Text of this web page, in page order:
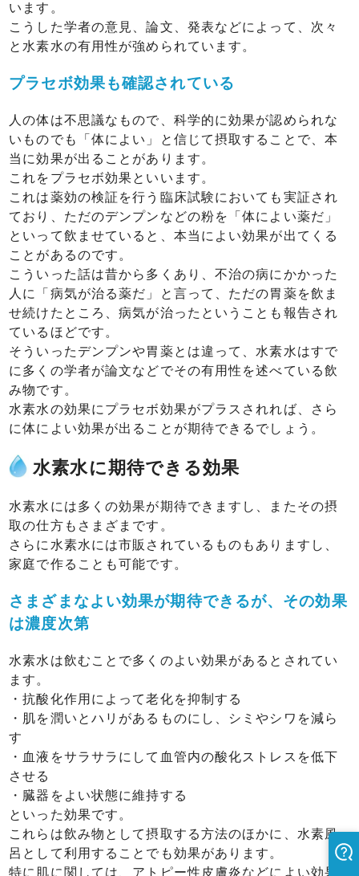
います。
こうした学者の意見、論文、発表などによって、次々
と水素水の有用性が強められています。
プラセボ効果も確認されている
人の体は不思議なもので、科学的に効果が認められな
いものでも「体によい」と信じて摂取することで、本
当に効果が出ることがあります。
これをプラセボ効果といいます。
これは薬効の検証を行う臨床試験においても実証され
ており、ただのデンプンなどの粉を「体によい薬だ」
といって飲ませていると、本当によい効果が出てくる
ことがあるのです。
こういった話は昔から多くあり、不治の病にかかった
人に「病気が治る薬だ」と言って、ただの胃薬を飲ま
せ続けたところ、病気が治ったということも報告され
ているほどです。
そういったデンプンや胃薬とは違って、水素水はすで
に多くの学者が論文などでその有用性を述べている飲
み物です。
水素水の効果にプラセボ効果がプラスされれば、さら
に体によい効果が出ることが期待できるでしょう。
水素水に期待できる効果
水素水には多くの効果が期待できますし、またその摂
取の仕方もさまざまです。
さらに水素水には市販されているものもありますし、
家庭で作ることも可能です。
さまざまなよい効果が期待できるが、その効果
は濃度次第
水素水は飲むことで多くのよい効果があるとされてい
ます。
・抗酸化作用によって老化を抑制する
・肌を潤いとハリがあるものにし、シミやシワを減ら
す
・血液をサラサラにして血管内の酸化ストレスを低下
させる
・臓器をよい状態に維持する
といった効果です。
これらは飲み物として摂取する方法のほかに、水素風
呂として利用することでも効果があります。
特に肌に関しては、アトピー性皮膚炎などによい効果